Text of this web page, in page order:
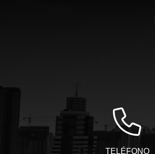
TELÉFONO